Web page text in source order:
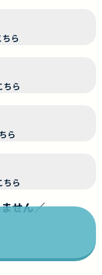
ら
ちら
ら
ちら
せん／